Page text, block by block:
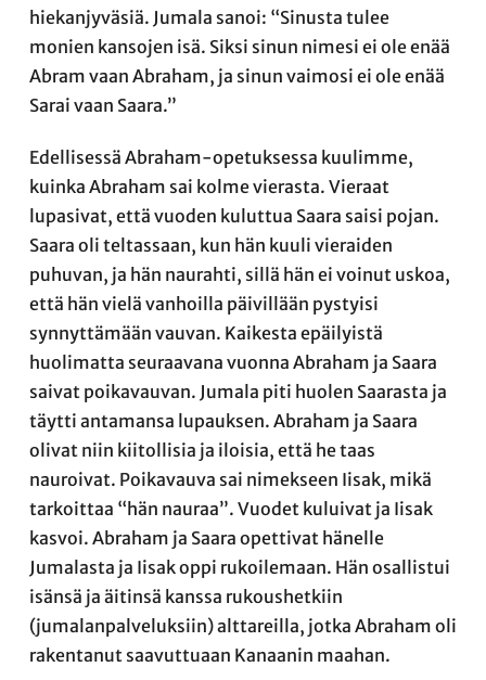
hiekanjyväsiä. Jumala sanoi: “Sinusta tulee
monien kansojen isä. Siksi sinun nimesi ei ole enää
Abram vaan Abraham, ja sinun vaimosi ei ole enää
Sarai vaan Saara.”
Edellisessä Abraham-opetuksessa kuulimme,
kuinka Abraham sai kolme vierasta. Vieraat
lupasivat, että vuoden kuluttua Saara saisi pojan.
Saara oli teltassaan, kun hän kuuli vieraiden
puhuvan, ja hän naurahti, sillä hän ei voinut uskoa,
että hän vielä vanhoilla päivillään pystyisi
synnyttämään vauvan. Kaikesta epäilyistä
huolimatta seuraavana vuonna Abraham ja Saara
saivat poikavauvan. Jumala piti huolen Saarasta ja
täytti antamansa lupauksen. Abraham ja Saara
olivat niin kiitollisia ja iloisia, että he taas
nauroivat. Poikavauva sai nimekseen Iisak, mikä
tarkoittaa “hän nauraa”. Vuodet kuluivat ja Iisak
kasvoi. Abraham ja Saara opettivat hänelle
Jumalasta ja Iisak oppi rukoilemaan. Hän osallistui
isänsä ja äitinsä kanssa rukoushetkiin
(jumalanpalveluksiin) alttareilla, jotka Abraham oli
rakentanut saavuttuaan Kanaanin maahan.